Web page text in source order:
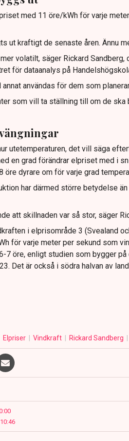
med 11 öre/kWh för varje
ut kraftigt de senaste åren. Ännu
volatilt, säger Rickard Sandberg,
för dataanalys på
annat användas för dem som
som vill ta ställning till om de
utetemperaturen, det vill säga
en grad förändrar elpriset med i
öre dyrare om för varje grad
har därmed större betydelse
att skillnaden var så stor, säger
i elprisområde 3 (Svealand
för varje meter per sekund som
7 öre, enligt studien som bygger
Det är också i södra halvan av
Elpriser Vindkraft Rickard Sandberg